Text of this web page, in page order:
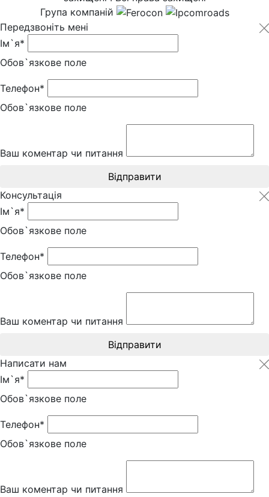
Група компаній
Передзвоніть мені
Ім`я*
Обов`язкове поле
Телефон*
Обов`язкове поле
Ваш коментар чи питання
Відправити
Консультація
Ім`я*
Обов`язкове поле
Телефон*
Обов`язкове поле
Ваш коментар чи питання
Відправити
Написати нам
Ім`я*
Обов`язкове поле
Телефон*
Обов`язкове поле
Ваш коментар чи питання